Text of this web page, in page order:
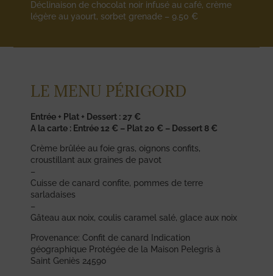
Déclinaison de chocolat noir infusé au café, crème
légère au yaourt, sorbet grenade – 9.50 €
LE MENU PÉRIGORD
Entrée + Plat + Dessert : 27 €
A la carte : Entrée 12 € – Plat 20 € – Dessert 8 €
Crème brûlée au foie gras, oignons confits,
croustillant aux graines de pavot
–
Cuisse de canard confite, pommes de terre
sarladaises
–
Gâteau aux noix, coulis caramel salé, glace aux noix
Provenance: Confit de canard Indication
géographique Protégée de la Maison Pelegris à
Saint Geniès 24590